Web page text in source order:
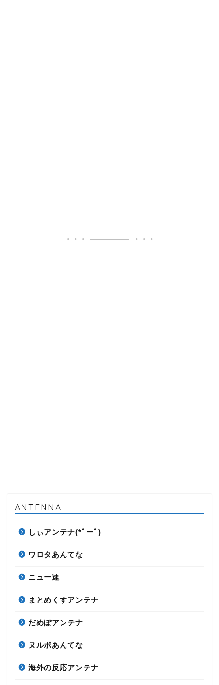
ANTENNA
しぃアンテナ(*ﾟーﾟ)
ワロタあんてな
ニュー速
まとめくすアンテナ
だめぽアンテナ
ヌルポあんてな
海外の反応アンテナ